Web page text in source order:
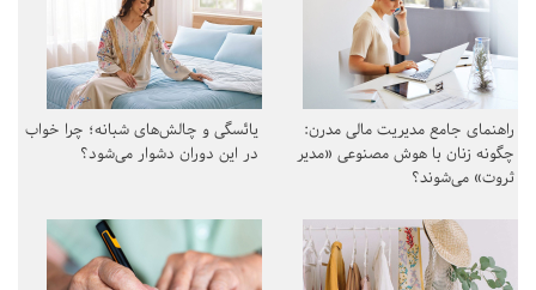
راهنمای جامع مدیریت مالی مدرن:
چگونه زنان با هوش مصنوعی «مدیر
ثروت» می‌شوند؟
یائسگی و چالش‌های شبانه؛ چرا خواب
در این دوران دشوار می‌شود؟